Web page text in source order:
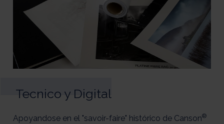
Tecnico y Digital
Apoyandose en el "savoir-faire" histórico de Canson®